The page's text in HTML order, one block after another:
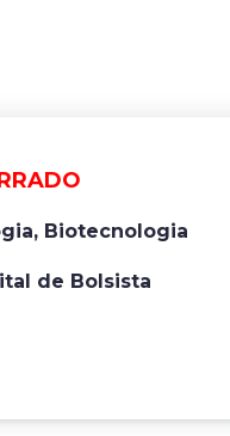
Biotecnologia
de Bolsista